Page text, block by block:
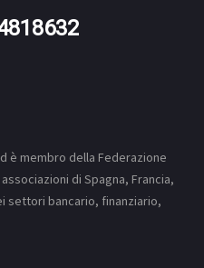
è membro della Federazione
di Spagna, Francia,
settori bancario, finanziario,